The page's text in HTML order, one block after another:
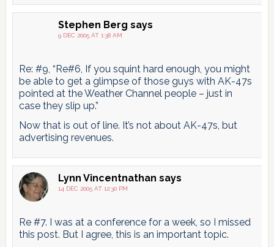
Stephen Berg says
9 DEC 2005 AT 1:38 AM
Re: #9, “Re#6, If you squint hard enough, you might
be able to get a glimpse of those guys with AK-47s
pointed at the Weather Channel people – just in
case they slip up.”
Now that is out of line. It’s not about AK-47s, but
advertising revenues.
Lynn Vincentnathan says
14 DEC 2005 AT 12:30 PM
Re #7. I was at a conference for a week, so I missed
this post. But I agree, this is an important topic.